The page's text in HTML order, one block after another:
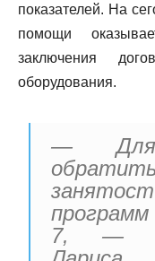
показателей. На
помощи
заключения
оборудования.
— Для
7, —